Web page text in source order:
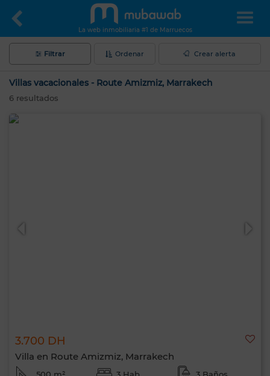
La web inmobiliaria #1 de Marruecos
Filtrar Ordenar Crear alerta
Villas vacacionales - Route Amizmiz, Marrakech
6 resultados
3.700 DH
Villa en Route Amizmiz, Marrakech